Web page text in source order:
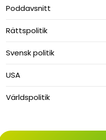
Poddavsnitt
Rättspolitik
Svensk politik
USA
Världspolitik